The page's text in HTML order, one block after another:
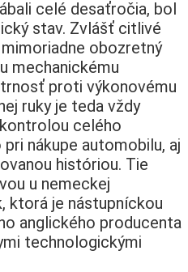
celé desaťročia, bol
stav. Zvlášť citlivé
obozretný
mechanickému
proti výkonovému
ruky je teda vždy
celého
nákupe automobilu, aj
históriou. Tie
u nemeckej
ktorá je nástupníckou
anglického producenta
technologickými